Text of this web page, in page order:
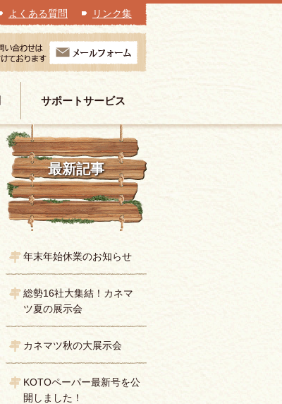
よくある質問 リンク集
サポートサービス
最新記事
年末年始休業のお知らせ
総勢16社大集結！カネマ
ツ夏の展示会
カネマツ秋の大展示会
KOTOペーパー最新号を公
開しました！